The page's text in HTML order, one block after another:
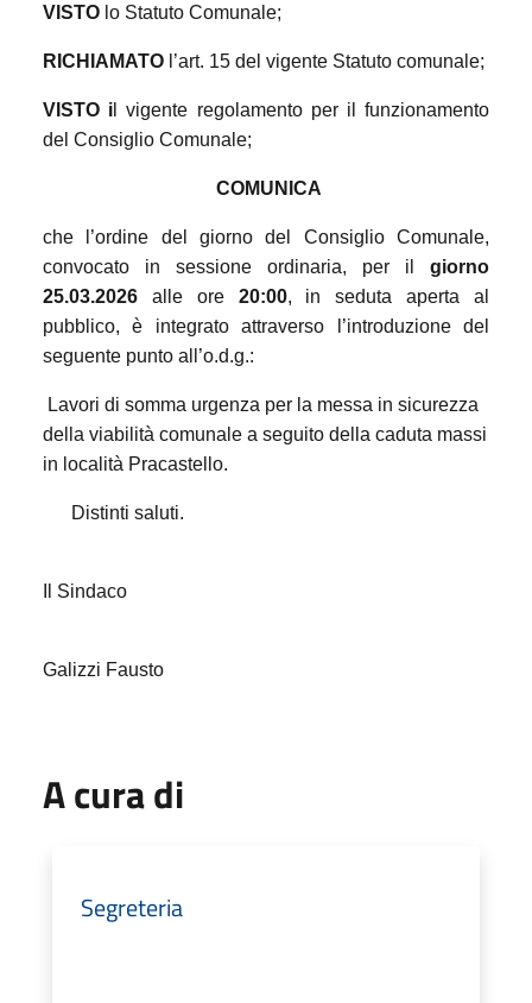
VISTO lo Statuto Comunale;
RICHIAMATO l’art. 15 del vigente Statuto comunale;
VISTO i l vigente regolamento per il funzionamento
del Consiglio Comunale;
COMUNICA
che l’ordine del giorno del Consiglio Comunale,
convocato in sessione ordinaria, per il giorno
25.03.2026 alle ore 20:00, in seduta aperta al
pubblico, è integrato attraverso l’introduzione del
seguente punto all’o.d.g.:
Lavori di somma urgenza per la messa in sicurezza
della viabilità comunale a seguito della caduta massi
in località Pracastello.
Distinti saluti.
Il Sindaco
Galizzi Fausto
A cura di
Segreteria